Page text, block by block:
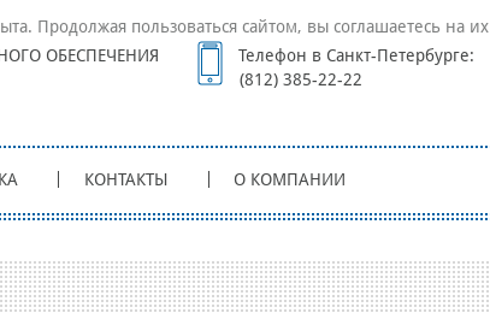
ОБЕСПЕЧЕНИЯ
Телефон в Санкт-Петербурге:
(812) 385-22-22
КОНТАКТЫ О КОМПАНИИ
Продолжая пользоваться сайтом, вы соглашаетесь на их